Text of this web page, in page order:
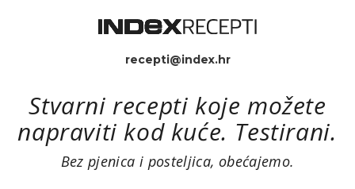
recepti@index.hr
Stvarni recepti koje možete
napraviti kod kuće. Testirani.
Bez pjenica i posteljica, obećajemo.